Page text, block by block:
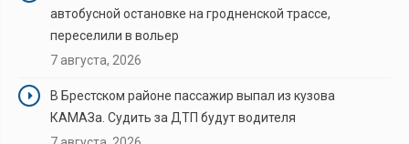
автобусной остановке на гродненской трассе,
переселили в вольер
7 августа, 2026
В Брестском районе пассажир выпал из кузова
КАМАЗа. Судить за ДТП будут водителя